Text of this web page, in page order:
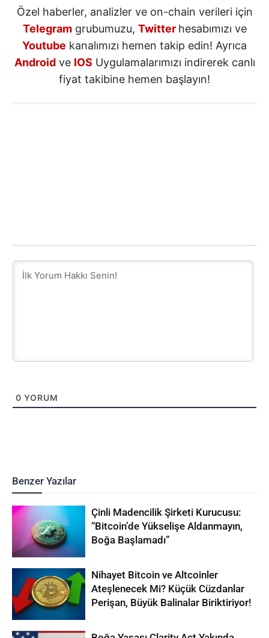
Özel haberler, analizler ve on-chain verileri için
Telegramgrubumuzu, Twitter hesabımızı ve
Youtube kanalımızı hemen takip edin! Ayrıca
Androidve IOS Uygulamalarımızı indirerek canlı
fiyat takibine hemen başlayın!
0 YORUM
Benzer Yazılar
Çinli Madencilik Şirketi Kurucusu:
“Bitcoin’de Yükselişe Aldanmayın,
Boğa Başlamadı”
Nihayet Bitcoin ve Altcoinler
Ateşlenecek Mi? Küçük Cüzdanlar
Perişan, Büyük Balinalar Biriktiriyor!